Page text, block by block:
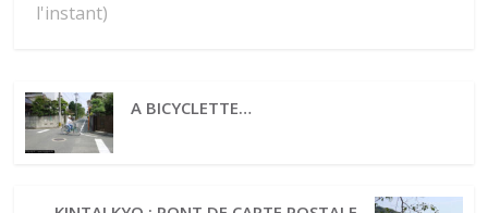
l'instant)
A BICYCLETTE…